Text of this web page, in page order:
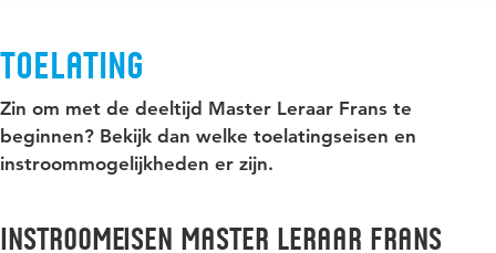
Toelating
Zin om met de deeltijd Master Leraar Frans te
beginnen? Bekijk dan welke toelatingseisen en
instroommogelijkheden er zijn.
Instroomeisen Master Leraar Frans